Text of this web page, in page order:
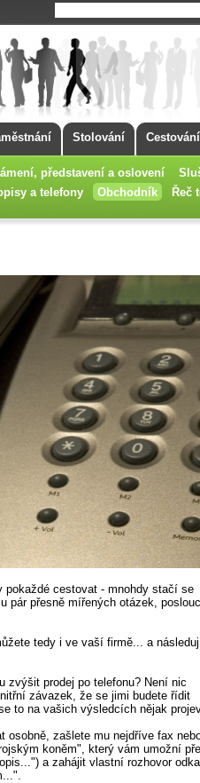
Stolování Cestování
představení a oslovení
a telefony Obchodník
Řeč
pokaždé cestovat - mnohdy stačí se
přesně mířených otázek,
tedy i ve vaší firmě... a
zvýšit prodej po telefonu? Není nic
závazek, že se jimi budete řídit
to na vašich výsledcích nějak
zašlete mu nejdříve fax
koněm", který vám umožní
a zahájit vlastní rozhovor